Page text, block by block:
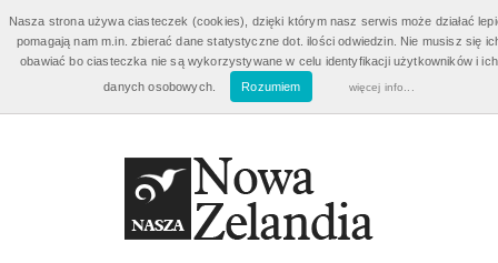
Bilety Nowa Zelandia od 3960 zł
Wycieczki Nowa Zelandiaod 3810 zł
Emigracja i Praca w Nowej ZelandiiAplikuj o wizę!
Nasza strona używa ciasteczek (cookies), dzięki którym nasz serwis może działać
pomagają nam m.in. zbierać dane statystyczne dot. ilości odwiedzin. Nie musisz się
obawiać bo ciasteczka nie są wykorzystywane w celu identyfikacji użytkowników i ich
danych osobowych.
Rozumiem więcej info...